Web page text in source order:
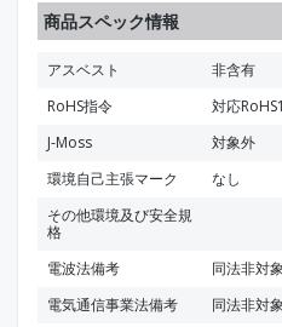
商品スペック情報
アスベスト
非含有
RoHS指令
対応
J-Moss
対象外
環境自己主張マーク
なし
その他環境及び安全規
格
電波法備考
同法非対
電気通信事業法備考
同法非対